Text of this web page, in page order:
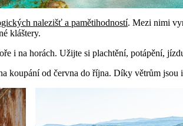
nalezišť a pamětihodností. Mezi nimi
kláštery.
i na horách. Užijte si plachtění, potápění,
koupání od června do října. Díky větrům jsou